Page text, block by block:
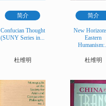
简介
Confucian Thought
(SUNY Series in...
杜维明
简介
New
Eastern
杜维明